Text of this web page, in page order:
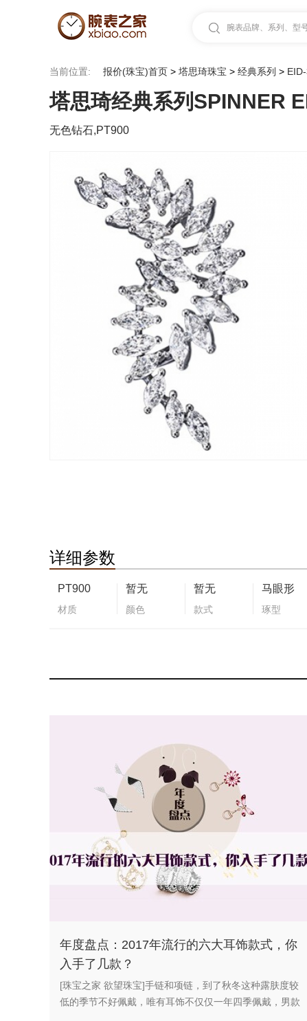
腕表品牌、系列、型
当前位置: 报价(珠宝)首页 > 塔思琦珠宝 > 经典系列 >
塔思琦经典系列SPINNER
无色钻石,PT900
详细参数
PT900
材质
暂无
颜色
暂无
款式
马眼形
琢型
年度盘点：2017年流行的六大耳饰款式，你
入手了几款？
[珠宝之家 欲望珠宝]手链和项链，到了秋冬这种露肤度较
低的季节不好佩戴，唯有耳饰不仅仅一年四季佩戴，男款